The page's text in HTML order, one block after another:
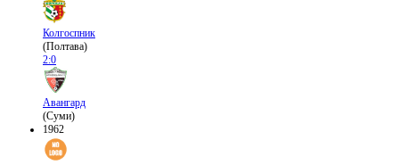
Колгоспник
(Полтава)
2:0
Авангард
(Суми)
1962